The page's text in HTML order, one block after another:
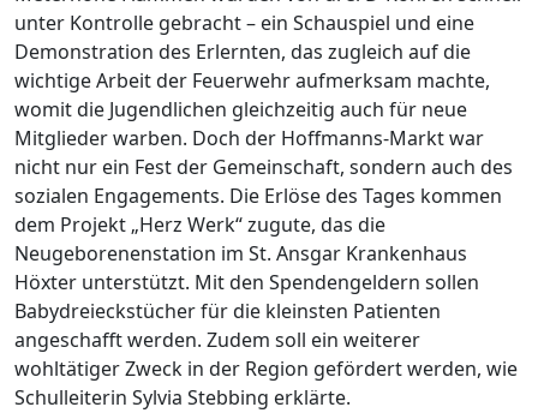
unter Kontrolle gebracht – ein Schauspiel und eine
Demonstration des Erlernten, das zugleich auf die
wichtige Arbeit der Feuerwehr aufmerksam machte,
womit die Jugendlichen gleichzeitig auch für neue
Mitglieder warben. Doch der Hoffmanns-Markt war
nicht nur ein Fest der Gemeinschaft, sondern auch des
sozialen Engagements. Die Erlöse des Tages kommen
dem Projekt „Herz Werk“ zugute, das die
Neugeborenenstation im St. Ansgar Krankenhaus
Höxter unterstützt. Mit den Spendengeldern sollen
Babydreieckstücher für die kleinsten Patienten
angeschafft werden. Zudem soll ein weiterer
wohltätiger Zweck in der Region gefördert werden, wie
Schulleiterin Sylvia Stebbing erklärte.